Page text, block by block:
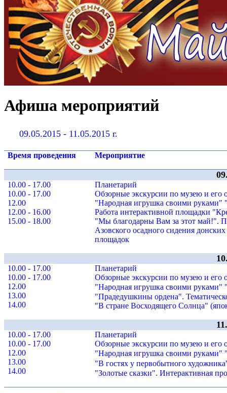
Афиша мероприятий
09.05.2015 - 11.05.2015 г.
Время проведения Мероприятие
10.00 - 17.00
10.00 - 17.00
12.00
12.00 - 16.00
15.00 - 18.00
Планетарий
Обзорные экскурсии по музею и его
"Народная игрушка своими руками"
Работа интерактивной площадки
"Мы благодарны Вам за этот май!".
Азовского осадного сидения
площадок
10.00 - 17.00
10.00 - 17.00
12.00
13.00
14.00
Планетарий
Обзорные экскурсии по музею и его
"Народная игрушка своими руками"
"Прадедушкины ордена".
"В стране Восходящего Солнца"
10.00 - 17.00
10.00 - 17.00
12.00
13.00
14.00
Планетарий
Обзорные экскурсии по музею и его
"Народная игрушка своими руками"
"В гостях у первобытного
"Золотые сказки". Интерактивная